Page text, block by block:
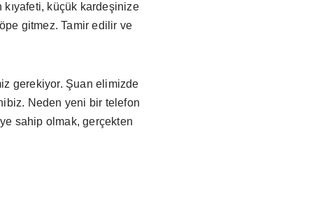
kıyafeti, küçük kardeşinize
gitmez. Tamir edilir ve
gerekiyor. Şuan elimizde
Neden yeni bir telefon
sahip olmak, gerçekten